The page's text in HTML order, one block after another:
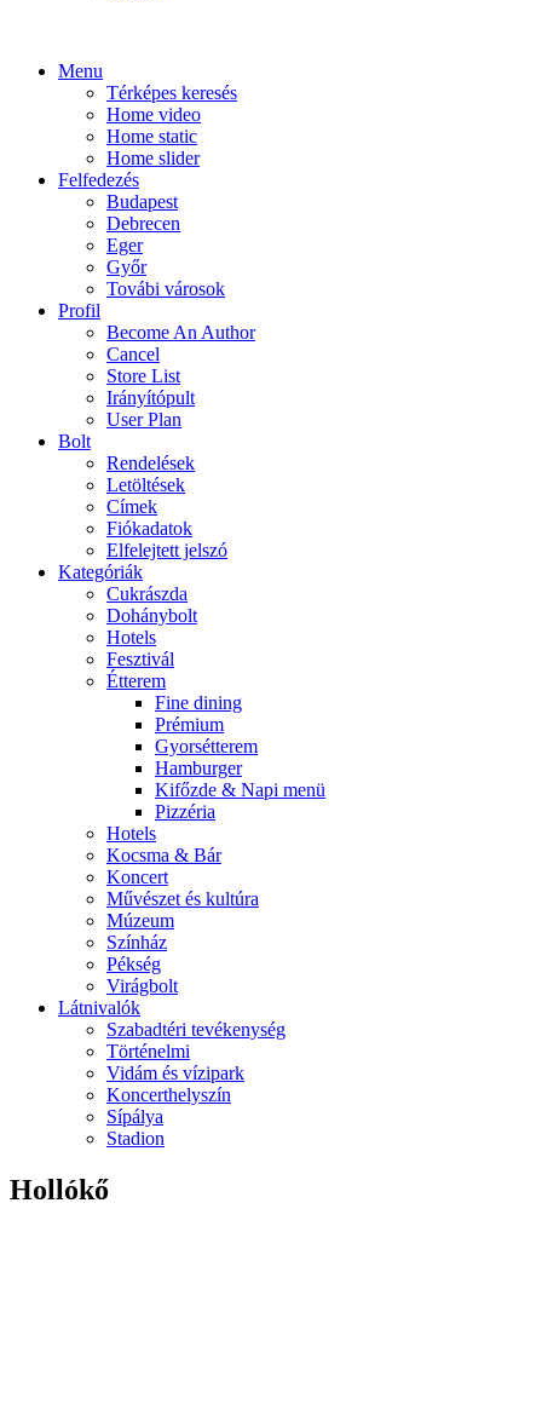
Menu
Térképes keresés
Home video
Home static
Home slider
Felfedezés
Budapest
Debrecen
Eger
Győr
Továbi városok
Profil
Become An Author
Cancel
Store List
Irányítópult
User Plan
Bolt
Rendelések
Letöltések
Címek
Fiókadatok
Elfelejtett jelszó
Kategóriák
Cukrászda
Dohánybolt
Hotels
Fesztivál
Étterem
Fine dining
Prémium
Gyorsétterem
Hamburger
Kifőzde & Napi menü
Pizzéria
Hotels
Kocsma & Bár
Koncert
Művészet és kultúra
Múzeum
Színház
Pékség
Virágbolt
Látnivalók
Szabadtéri tevékenység
Történelmi
Vidám és vízipark
Koncerthelyszín
Sípálya
Stadion
Hollókő